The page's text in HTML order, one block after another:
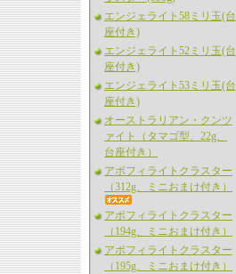
エンジェライト58ミリ玉(台
座付き)
エンジェライト52ミリ玉(台
座付き)
エンジェライト53ミリ玉(台
座付き)
オーストラリアン・クンツ
ァイト（タマゴ型、22g、
台座付き）
アポフィライトクラスター
（312g、ミニおまけ付き）
アポフィライトクラスター
（194g、ミニおまけ付き）
アポフィライトクラスター
（195g、ミニおまけ付き）